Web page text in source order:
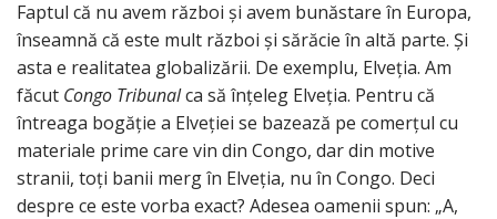
Faptul că nu avem război și avem bunăstare în Europa,
înseamnă că este mult război și sărăcie în altă parte. Și
asta e realitatea globalizării. De exemplu, Elveția. Am
făcut Congo Tribunalca să înțeleg Elveția. Pentru că
întreaga bogăție a Elveției se bazează pe comerțul cu
materiale prime care vin din Congo, dar din motive
stranii, toți banii merg în Elveția, nu în Congo. Deci
despre ce este vorba exact? Adesea oamenii spun: „A,